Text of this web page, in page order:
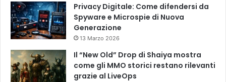
Privacy Digitale: Come difendersi da
Spyware e Microspie di Nuova
Generazione
13 Marzo 2026
Il “New Old” Drop di Shaiya mostra
come gli MMO storici restano rilevanti
grazie al LiveOps